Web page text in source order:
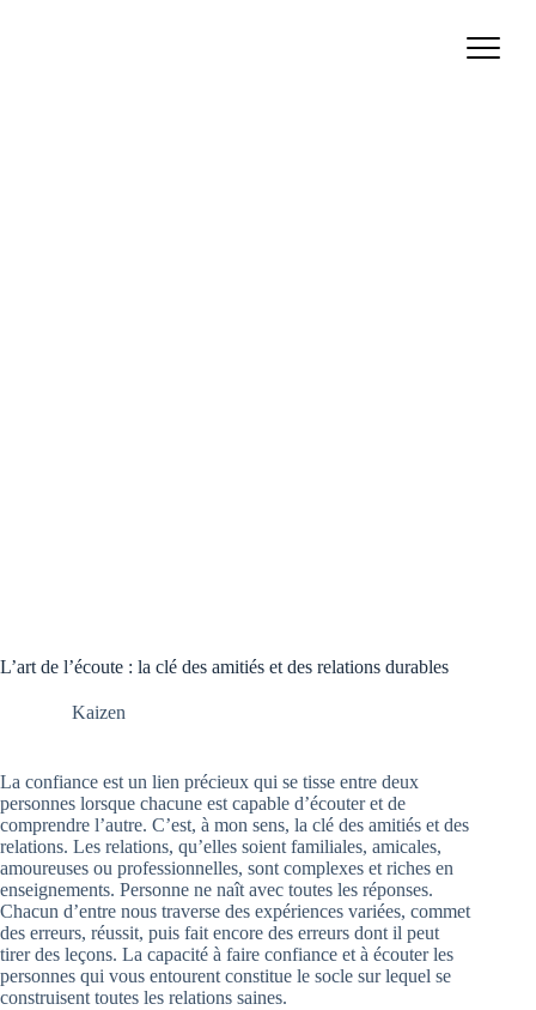
L’art de l’écoute : la clé des amitiés et des relations durables
Kaizen
La confiance est un lien précieux qui se tisse entre deux
personnes lorsque chacune est capable d’écouter et de
comprendre l’autre. C’est, à mon sens, la clé des amitiés et des
relations. Les relations, qu’elles soient familiales, amicales,
amoureuses ou professionnelles, sont complexes et riches en
enseignements. Personne ne naît avec toutes les réponses.
Chacun d’entre nous traverse des expériences variées, commet
des erreurs, réussit, puis fait encore des erreurs dont il peut
tirer des leçons. La capacité à faire confiance et à écouter les
personnes qui vous entourent constitue le socle sur lequel se
construisent toutes les relations saines.